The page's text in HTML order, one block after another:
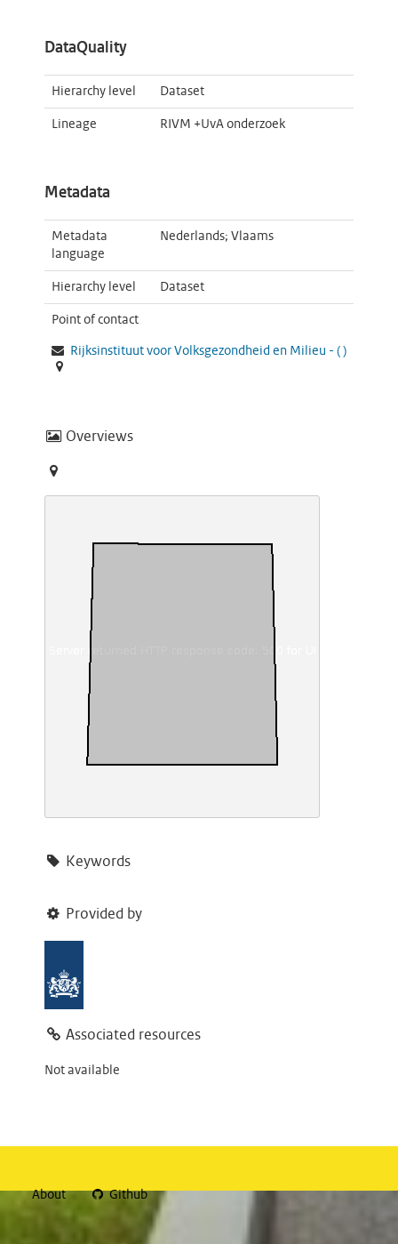
DataQuality
Hierarchy level Dataset
Lineage RIVM +UvA onderzoek
Metadata
Metadata
language
Nederlands; Vlaams
Hierarchy level Dataset
Point of contact
Rijksinstituut voor Volksgezondheid en Milieu - ( )
Overviews
Keywords
Provided by
Associated resources
Not available
About Github